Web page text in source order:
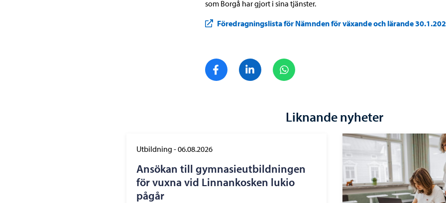
som Borgå har gjort i sina tjänster.
Föredragningslista för Nämnden för växande och lärande
Dela på FacebookDela på LinkedIn
Liknande nyheter
Utbildning -06.08.2026
Ansökan till gymnasieutbildningen
för vuxna vid Linnankosken lukio
pågår